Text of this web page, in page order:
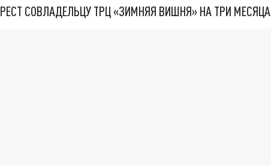
СОВЛАДЕЛЬЦУ ТРЦ «ЗИМНЯЯ ВИШНЯ» НА ТРИ МЕСЯЦА